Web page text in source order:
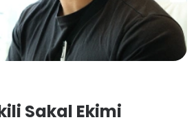
Sakal Ekimi